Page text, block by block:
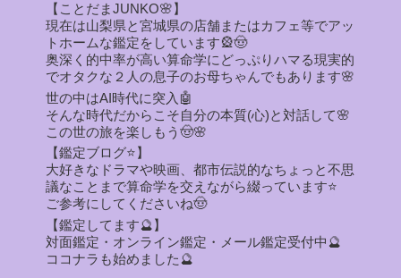
【ことだまJUNKO🌸】
現在は山梨県と宮城県の店舗またはカフェ等でアッ
トホームな鑑定をしています🎡🤠
奥深く的中率が高い算命学にどっぷりハマる現実的
でオタクな２人の息子のお母ちゃんでもあります🌸
世の中はAI時代に突入🤖
そんな時代だからこそ自分の本質(心)と対話して🌸
この世の旅を楽しもう🤠🌸
【鑑定ブログ⭐】
大好きなドラマや映画、都市伝説的なちょっと不思
議なことまで算命学を交えながら綴っています⭐
ご参考にしてくださいね🤠
【鑑定してます🔮】
対面鑑定・オンライン鑑定・メール鑑定受付中🔮
ココナラも始めました🔮